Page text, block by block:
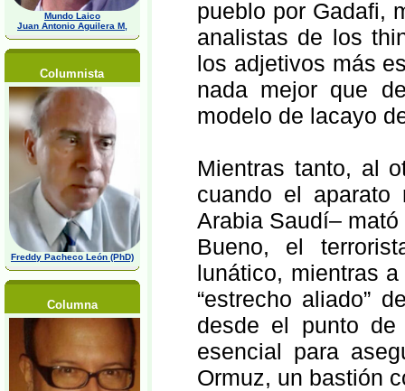
Mundo Laico
Juan Antonio Aguilera M,
Columnista
Freddy Pacheco León (PhD)
Columna
pueblo por Gadafi,
analistas de los
los adjetivos más
nada mejor que
modelo de lacayo
Mientras tanto, al
cuando el aparato
Arabia Saudí–
Bueno, el
lunático, mientras
“estrecho aliado”
desde el punto de
esencial para
Ormuz, un bastión